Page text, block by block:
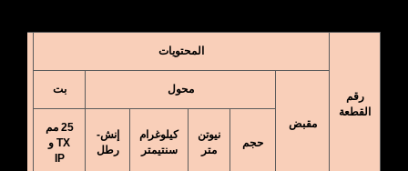
رقم
القطعة
المحتويات
مقبض
محول بت
حجم
نيوتن
متر
كيلوغرام
سنتيمتر
إنش-
رطل
25 مم
TX و
IP